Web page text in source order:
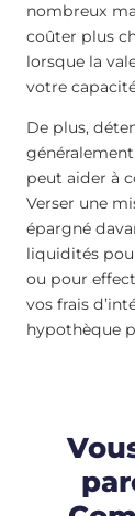
nombreux
coûter plus
lorsque la
votre
De plus,
peut aider à
Verser une
épargné
liquidités
ou pour
vos frais
hypothèque